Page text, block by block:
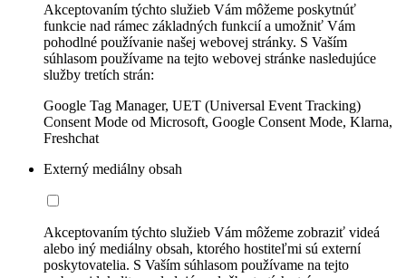
Akceptovaním týchto služieb Vám môžeme poskytnúť
funkcie nad rámec základných funkcií a umožniť Vám
pohodlné používanie našej webovej stránky. S Vaším
súhlasom používame na tejto webovej stránke nasledujúce
služby tretích strán:
Google Tag Manager, UET (Universal Event Tracking)
Consent Mode od Microsoft, Google Consent Mode, Klarna,
Freshchat
Externý mediálny obsah
Akceptovaním týchto služieb Vám môžeme zobraziť videá
alebo iný mediálny obsah, ktorého hostiteľmi sú externí
poskytovatelia. S Vaším súhlasom používame na tejto